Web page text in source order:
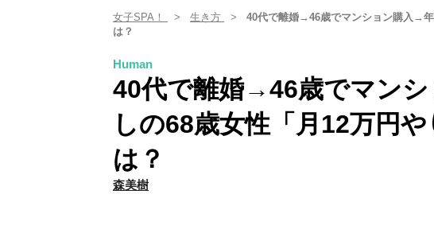
女子SPA！ 生き方
40代で離婚→46歳でマンション購入→
は？
Human
40代で離婚→46歳でマン
しの68歳女性「月12万円
は？
森美樹